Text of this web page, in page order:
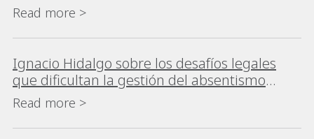
Read more >
Ignacio Hidalgo sobre los desafíos legales
que dificultan la gestión del absentismo
laboral
Read more >